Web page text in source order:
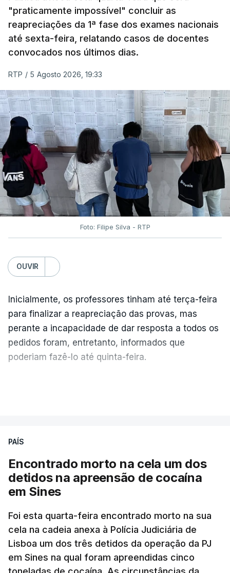
"praticamente impossível" concluir as
reapreciações da 1ª fase dos exames nacionais
até sexta-feira, relatando casos de docentes
convocados nos últimos dias.
RTP / 5 Agosto 2026, 19:33
Foto: Filipe Silva - RTP
OUVIR
Inicialmente, os professores tinham até terça-feira
para finalizar a reapreciação das provas, mas
perante a incapacidade de dar resposta a todos os
pedidos foram, entretanto, informados que
poderiam fazê-lo até quinta-feira.
No domingo, estavam concluídos cerca de 50 por
cento dos mais de 20 mil pedidos de reapreciação,
mas Cristina Mota, porta-voz da Missão Escola
Pública, tem dúvidas de que o processo esteja
"Durante o fim de semana e nos últimos dias,
apercebamo-nos que ainda estão a ser
convocados professores para reapreciações"
PAÍS
Encontrado morto na cela um dos
detidos na apreensão de cocaína
em Sines
Foi esta quarta-feira encontrado morto na sua
cela na cadeia anexa à Polícia Judiciária de
Lisboa um dos três detidos da operação da PJ
em Sines na qual foram apreendidas cinco